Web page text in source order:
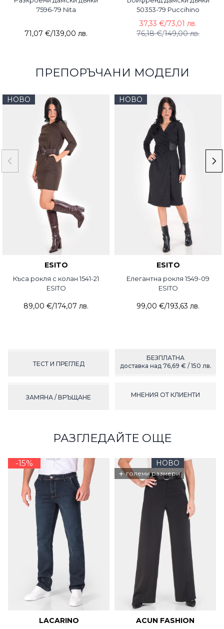
7596-79 Nita
71,07 €/139,00 лв.
50353-79 Puccihino
76,18 €/149,00 лв.
37,33 €/73,01 лв.
ПРЕПОРЪЧАНИ МОДЕЛИ
НОВО
ESITO
Къса рокля с колан 1541-21
ESITO
89,00 €/174,07 лв.
НОВО
ESITO
Елегантна рокля 1549-09
ESITO
99,00 €/193,63 лв.
ТЕСТ И ПРЕГЛЕД
БЕЗПЛАТНА
доставка над 76,69 € / 150 лв.
ЗАМЯНА / ВРЪЩАНЕ МНЕНИЯ ОТ КЛИЕНТИ
РАЗГЛЕДАЙТЕ ОЩЕ
-15%
LACARINO
НОВО
+ големи размери
ACUN FASHION